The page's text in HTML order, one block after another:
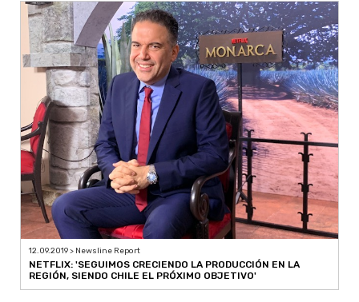
12.09.2019 > Newsline Report
NETFLIX: 'SEGUIMOS CRECIENDO LA PRODUCCIÓN EN LA
REGIÓN, SIENDO CHILE EL PRÓXIMO OBJETIVO'